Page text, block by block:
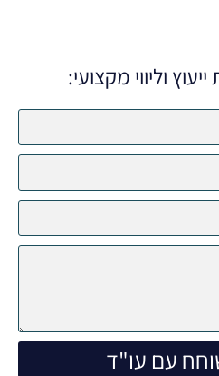
וליווי מקצועי:
עם עו"ד